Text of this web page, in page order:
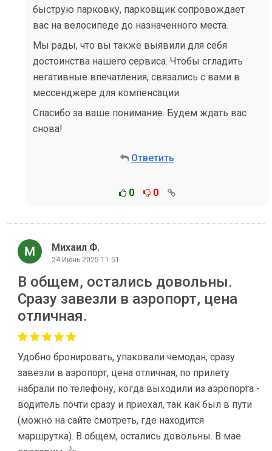
быструю парковку, парковщик сопровождает
вас на велосипеде до назначенного места.
Мы рады, что вы также выявили для себя
достоинства нашего сервиса. Чтобы сгладить
негативные впечатления, связались с вами в
мессенджере для компенсации.
Спасибо за ваше понимание. Будем ждать вас
снова!
Ответить
0 0
Михаил Ф.
24 Июнь 2025 11:51
В общем, остались довольны.
Сразу завезли в аэропорт, цена
отличная.
Удобно бронировать, упаковали чемодан, сразу
завезли в аэропорт, цена отличная, по прилету
набрали по телефону, когда выходили из аэропорта -
водитель почти сразу и приехал, так как был в пути
(можно на сайте смотреть, где находится
маршрутка). В общем, остались довольны. В мае